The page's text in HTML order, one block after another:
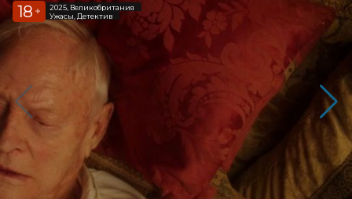
18 +
2025, Великобритания
Ужасы, Детектив